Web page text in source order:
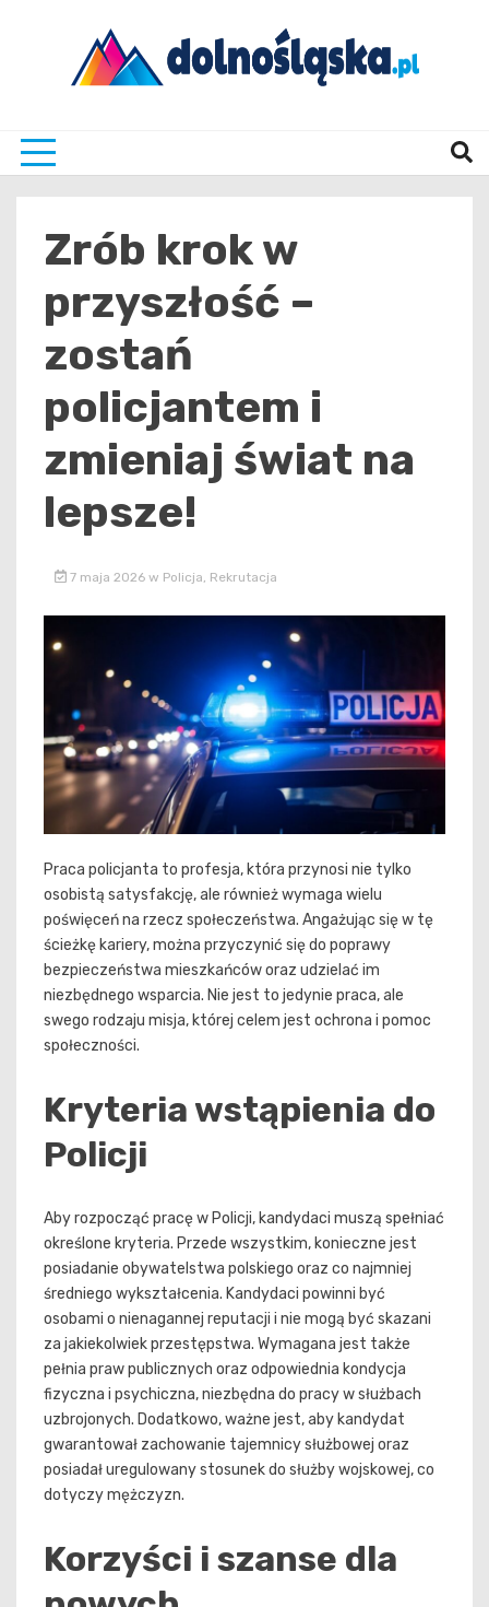
Zrób krok w
przyszłość –
zostań
policjantem i
zmieniaj świat na
lepsze!
7 maja 2026 w Policja Rekrutacja
Praca policjanta to profesja, która przynosi nie tylko
osobistą satysfakcję, ale również wymaga wielu
poświęceń na rzecz społeczeństwa. Angażując się w tę
ścieżkę kariery, można przyczynić się do poprawy
bezpieczeństwa mieszkańców oraz udzielać im
niezbędnego wsparcia. Nie jest to jedynie praca, ale
swego rodzaju misja, której celem jest ochrona i pomoc
społeczności.
Kryteria wstąpienia do
Policji
Aby rozpocząć pracę w Policji, kandydaci muszą spełniać
określone kryteria. Przede wszystkim, konieczne jest
posiadanie obywatelstwa polskiego oraz co najmniej
średniego wykształcenia. Kandydaci powinni być
osobami o nienagannej reputacji i nie mogą być skazani
za jakiekolwiek przestępstwa. Wymagana jest także
pełnia praw publicznych oraz odpowiednia kondycja
fizyczna i psychiczna, niezbędna do pracy w służbach
uzbrojonych. Dodatkowo, ważne jest, aby kandydat
gwarantował zachowanie tajemnicy służbowej oraz
posiadał uregulowany stosunek do służby wojskowej, co
dotyczy mężczyzn.
Korzyści i szanse dla